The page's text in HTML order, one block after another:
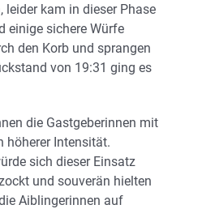
kam in dieser Phase
einige sichere Würfe
den Korb und sprangen
von 19:31 ging es
die Gastgeberinnen mit
höherer Intensität.
sich dieser Einsatz
und souverän hielten
Aiblingerinnen auf